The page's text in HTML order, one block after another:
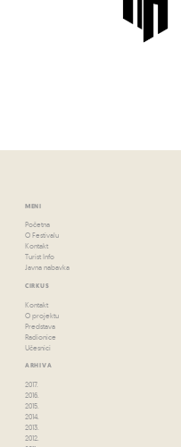
MENI
Početna
O Festivalu
Kontakt
Turist Info
Javna nabavka
CIRKUS
Kontakt
O projektu
Predstava
Radionice
Učesnici
ARHIVA
2017.
2016.
2015.
2014.
2013.
2012.